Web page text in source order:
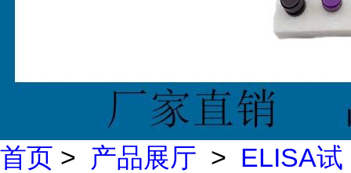
首页 > 产品展厅 > ELISA试